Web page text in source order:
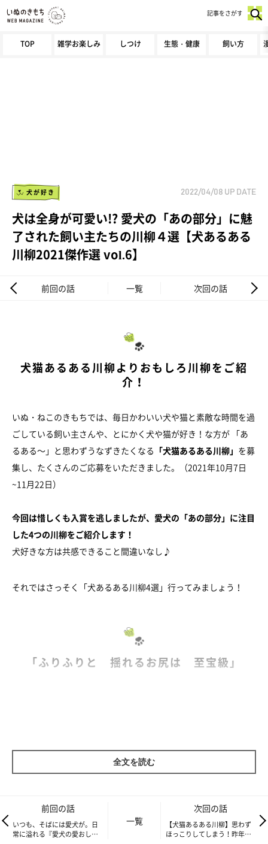
TOP 雑学お楽しみ しつけ 生態・健康 飼い方
記事をさがす
犬が好き 2022/04/08 UP DATE
犬は全身が可愛い!? 愛犬の「あの部分」に魅
了された飼い主たちの川柳４選【犬あるある
川柳2021傑作選 vol.6】
前回の話 一覧 次回の話
犬猫あるある川柳よりおもしろ川柳をご紹
介！
いぬ・ねこのきもちでは、毎日かわいい犬や猫と素敵な時間を過
ごしている飼い主さんや、とにかく犬や猫が好き！な方が 「あ
るある～」と思わずうなずきたくなる 「犬猫あるある川柳」 を募
集し、たくさんのご応募をいただきました。（2021年10月7日
~11月22日）
今回は惜しくも入賞を逃しましたが、愛犬の「あの部分」に注目
した4つの川柳をご紹介します！
犬好きな方は共感できること間違いなし♪
それではさっそく「犬あるある川柳4選」行ってみましょう！
「ふりふりと 揺れるお尻は 至宝級」
全文を読む
前回の話
いつも、そばには愛犬が。日
常に溢れる『愛犬の愛おしい
一覧
次回の話
【犬猫あるある川柳】思わず
ほっこりしてしまう！昨年度